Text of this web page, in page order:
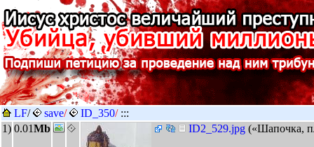
LF/ save/ ID_350/:::
1) 0.01Mb ID2_529.jpg («Шапочка,